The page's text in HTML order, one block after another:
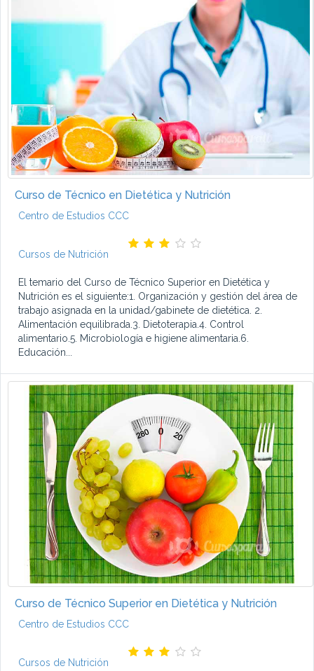
Curso de Técnico en Dietética y Nutrición
Centro de Estudios CCC
Cursos de Nutrición
El temario del Curso de Técnico Superior en Dietética y
Nutrición es el siguiente:1. Organización y gestión del área de
trabajo asignada en la unidad/gabinete de dietética. 2.
Alimentación equilibrada.3. Dietoterapia.4. Control
alimentario.5. Microbiología e higiene alimentaria.6.
Educación...
Curso de Técnico Superior en Dietética y Nutrición
Centro de Estudios CCC
Cursos de Nutrición